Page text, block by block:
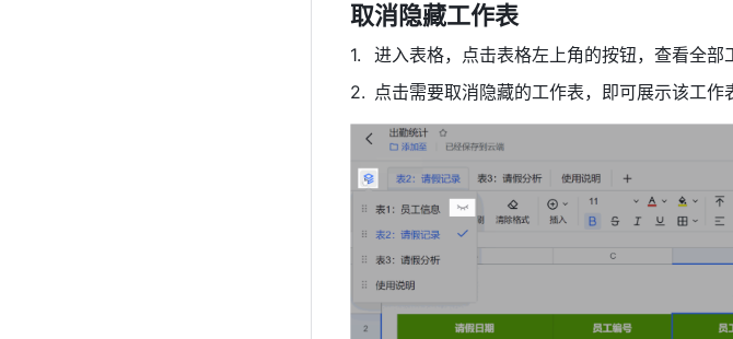
取消隐藏工作表
进入表格，点击表格左上角的按钮，查看全部
点击需要取消隐藏的工作表，即可展示该工作